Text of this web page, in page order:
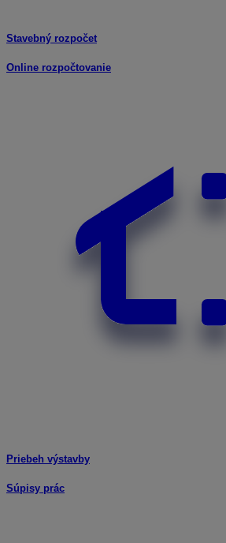
Stavebný rozpočet
Online rozpočtovanie
Priebeh výstavby
Súpisy prác